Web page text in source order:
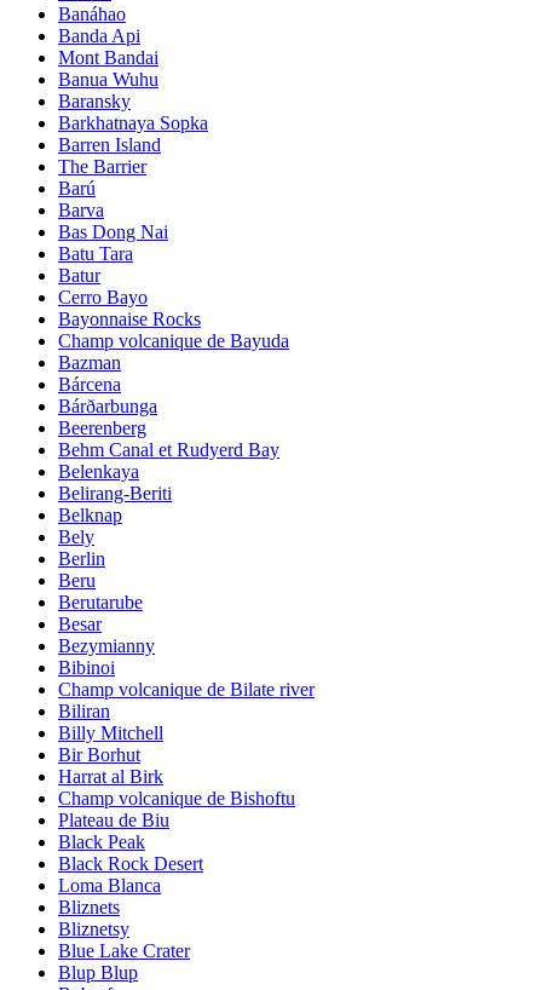
Banáhao
Banda Api
Mont Bandai
Banua Wuhu
Baransky
Barkhatnaya Sopka
Barren Island
The Barrier
Barú
Barva
Bas Dong Nai
Batu Tara
Batur
Cerro Bayo
Bayonnaise Rocks
Champ volcanique de Bayuda
Bazman
Bárcena
Bárðarbunga
Beerenberg
Behm Canal et Rudyerd Bay
Belenkaya
Belirang-Beriti
Belknap
Bely
Berlin
Beru
Berutarube
Besar
Bezymianny
Bibinoi
Champ volcanique de Bilate river
Biliran
Billy Mitchell
Bir Borhut
Harrat al Birk
Champ volcanique de Bishoftu
Plateau de Biu
Black Peak
Black Rock Desert
Loma Blanca
Bliznets
Bliznetsy
Blue Lake Crater
Blup Blup